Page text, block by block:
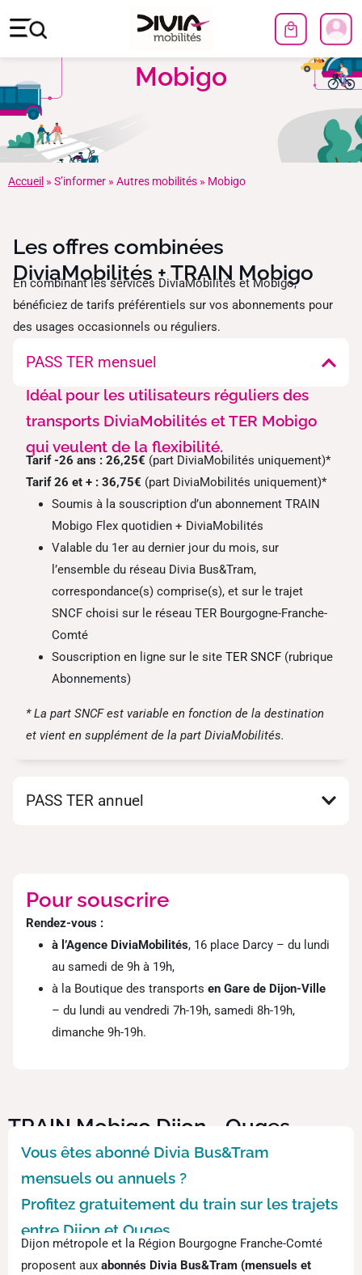
Mobigo
Accueil » S’informer » Autres mobilités » Mobigo
Les offres combinées
DiviaMobilités + TRAIN Mobigo​
En combinant les services DiviaMobilités et Mobigo,
bénéficiez de tarifs préférentiels sur vos abonnements pour
des usages occasionnels ou réguliers.
PASS TER mensuel
Idéal pour les utilisateurs réguliers des
transports DiviaMobilités et TER Mobigo
qui veulent de la flexibilité.
Tarif -26 ans : 26,25€ (part DiviaMobilités uniquement)*
Tarif 26 et + : 36,75€ (part DiviaMobilités uniquement)*
Soumis à la souscription d’un abonnement TRAIN
Mobigo Flex quotidien + DiviaMobilités
Valable du 1er au dernier jour du mois, sur
l’ensemble du réseau Divia Bus&Tram,
correspondance(s) comprise(s), et sur le trajet
SNCF choisi sur le réseau TER Bourgogne-Franche-
Comté
Souscription en ligne sur le site TER SNCF (rubrique
Abonnements)
* La part SNCF est variable en fonction de la destination
et vient en supplément de la part DiviaMobilités.
PASS TER annuel
Pour souscrire
Rendez-vous :
à l’Agence DiviaMobilités, 16 place Darcy – du lundi
au samedi de 9h à 19h,
à la Boutique des transports en Gare de Dijon-Ville
– du lundi au vendredi 7h-19h, samedi 8h-19h,
dimanche 9h-19h.
TRAIN Mobigo Dijon - Ouges
Vous êtes abonné Divia Bus&Tram
mensuels ou annuels ?
Profitez gratuitement du train sur les trajets
entre Dijon et Ouges.
Dijon métropole et la Région Bourgogne Franche-Comté
proposent aux abonnés Divia Bus&Tram (mensuels et